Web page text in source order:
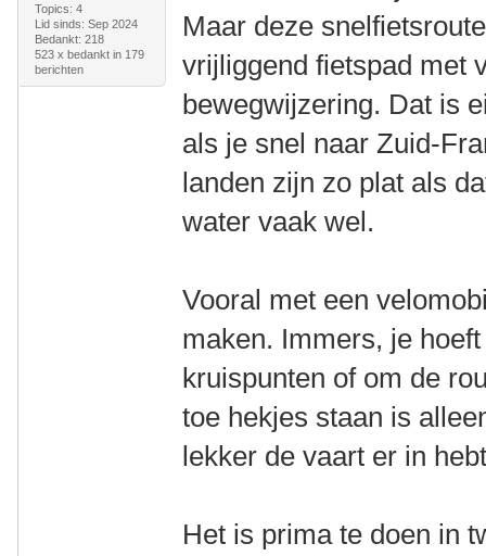
Topics: 4
Lid sinds: Sep 2024
Bedankt: 218
523 x bedankt in 179
berichten
Maar deze
vrijliggend fietspad met
bewegwijzering. Dat is
als je snel naar Zuid-
landen zijn zo plat als
water vaak wel.
Vooral met een
maken. Immers, je
kruispunten of om de
toe hekjes staan is
lekker de vaart er in
Het is prima te doen in